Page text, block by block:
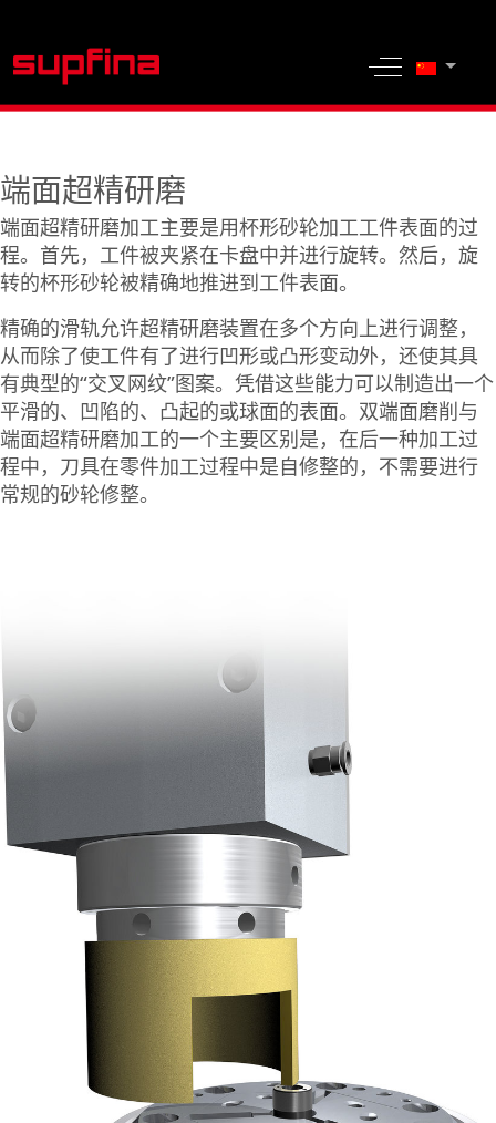
Off-Canvas
选择你的
端面超精研磨
端面超精研磨加工主要是用杯形砂轮加工工件表面的过
程。首先，工件被夹紧在卡盘中并进行旋转。然后，旋
转的杯形砂轮被精确地推进到工件表面。
精确的滑轨允许超精研磨装置在多个方向上进行调整，
从而除了使工件有了进行凹形或凸形变动外，还使其具
有典型的“交叉网纹”图案。凭借这些能力可以制造出一个
平滑的、凹陷的、凸起的或球面的表面。双端面磨削与
端面超精研磨加工的一个主要区别是，在后一种加工过
程中，刀具在零件加工过程中是自修整的，不需要进行
常规的砂轮修整。